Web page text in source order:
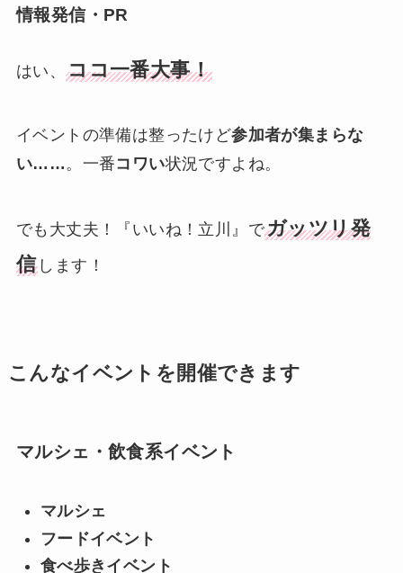
情報発信・PR
はい、ココ一番大事！
イベントの準備は整ったけど参加者が集まらな
い……。一番コワい状況ですよね。
でも大丈夫！『いいね！立川』でガッツリ発
信 します！
こんなイベントを開催できます
マルシェ・飲食系イベント
マルシェ
フードイベント
食べ歩きイベント